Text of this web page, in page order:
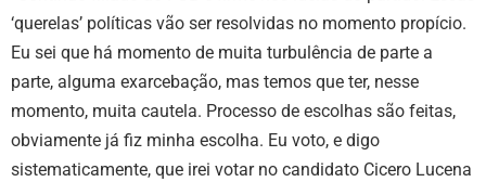
‘querelas’ políticas vão ser resolvidas no momento propício.
Eu sei que há momento de muita turbulência de parte a
parte, alguma exarcebação, mas temos que ter, nesse
momento, muita cautela. Processo de escolhas são feitas,
obviamente já fiz minha escolha. Eu voto, e digo
sistematicamente, que irei votar no candidato Cicero Lucena